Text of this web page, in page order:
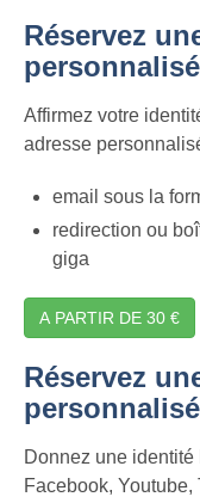
Réservez
Affirmez votre
adresse
email sous la
redirection ou
giga
A PARTIR DE 30 €
Réservez
Donnez une
Facebook, Youtube,